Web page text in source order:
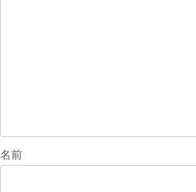
名前